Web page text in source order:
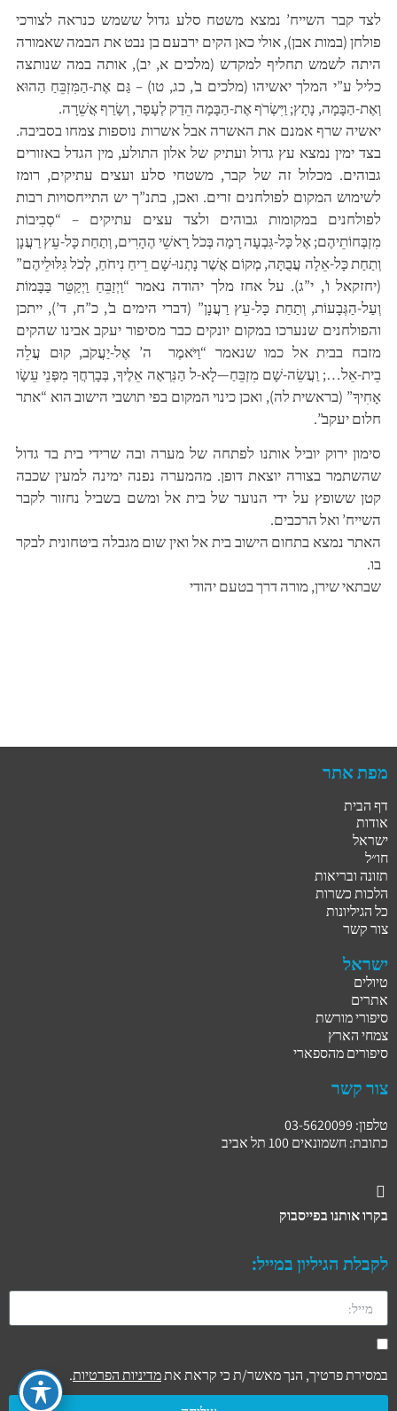
לצד קבר השייח’ נמצא משטח סלע גדול ששמש כנראה לצורכי
פולחן (במות אבן), אולי כאן הקים ירבעם בן נבט את הבמה שאמורה
היתה לשמש תחליף למקדש (מלכים א, יב), אותה במה שנותצה
כליל ע”י המלך יאשיהו (מלכים ב’, כג, טו) – גַּם אֶת-הַמִּזְבֵּחַ הַהוּא
וְאֶת-הַבָּמָה, נָתָץ; וַיִּשְׂרֹף אֶת-הַבָּמָה הֵדַק לְעָפָר, וְשָׂרַף אֲשֵׁרָה.
יאשיה שרף אמנם את האשרה אבל אשרות נוספות צמחו בסביבה.
בצד ימין נמצא עץ גדול ועתיק של אלון התולע, מין הגדל באזורים
גבוהים. מכלול זה של קבר, משטחי סלע ועצים עתיקים, רומז
לשימוש המקום לפולחנים זרים. ואכן, בתנ”ך יש התייחסויות רבות
לפולחנים במקומות גבוהים ולצד עצים עתיקים – “סְבִיבוֹת
מִזְבְּחוֹתֵיהֶם; אֶל כָּל-גִּבְעָה רָמָה בְּכֹל רָאשֵׁי הֶהָרִים, וְתַחַת כָּל-עֵץ רַעֲנָן
וְתַחַת כָּל-אֵלָה עֲבֻתָּה, מְקוֹם אֲשֶׁר נָתְנוּ-שָׁם רֵיחַ נִיחֹחַ, לְכֹל גִּלּוּלֵיהֶם”
(יחזקאל ו’, י”ג). על אחז מלך יהודה נאמר “וַיְזַבֵּחַ וַיְקַטֵּר בַּבָּמוֹת
וְעַל-הַגְּבָעוֹת, וְתַחַת כָּל-עֵץ רַעֲנָן” (דברי הימים ב’, כ”ח, ד’), ייתכן
והפולחנים שנערכו במקום יונקים כבר מסיפור יעקב אבינו שהקים
מזבח בבית אל כמו שנאמר “וַיֹּאמֶר ה’ אֶל-יַעֲקֹב, קוּם עֲלֵה
בֵית-אֵל…; וַעֲשֵׂה-שָׁם מִזְבֵּחַ—לָא-ל הַנִּרְאֶה אֵלֶיךָ, בְּבָרְחֲךָ מִפְּנֵי עֵשָׂו
אָחִיךָ” (בראשית לה), ואכן כינוי המקום בפי תושבי הישוב הוא “אתר
חלום יעקב”.
סימון ירוק יוביל אותנו לפתחה של מערה ובה שרידי בית בד גדול
שהשתמר בצורה יוצאת דופן. מהמערה נפנה ימינה למעין שכבה
קטן ששופץ על ידי הנוער של בית אל ומשם בשביל נחזור לקבר
השייח’ ואל הרכבים.
האתר נמצא בתחום הישוב בית אל ואין שום מגבלה ביטחונית לבקר
בו.
שבתאי שירן, מורה דרך בטעם יהודי
מפת אתר
דף הבית
אודות
ישראל
חו״ל
תזונה ובריאות
הלכות כשרות
כל הגיליונות
צור קשר
ישראל
טיולים
אתרים
סיפורי מורשת
צמחי הארץ
סיפורים מהספארי
צור קשר
טלפון: 03-5620099
כתובת: חשמונאים 100 תל אביב
בקרו אותנו בפייסבוק
לקבלת הגיליון במייל:
במסירת פרטיך, הנך מאשר/ת כי קראת אתמדיניות הפרטיות.